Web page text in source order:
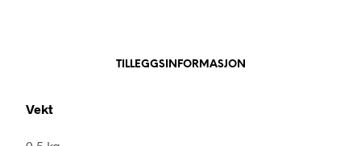
TILLEGGSINFORMASJON
Vekt